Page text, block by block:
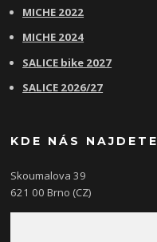
MICHE 2022
MICHE 2024
SALICE bike 2027
SALICE 2026/27
KDE NÁS NAJDETE
Skoumalova 39
621 00 Brno (CZ)